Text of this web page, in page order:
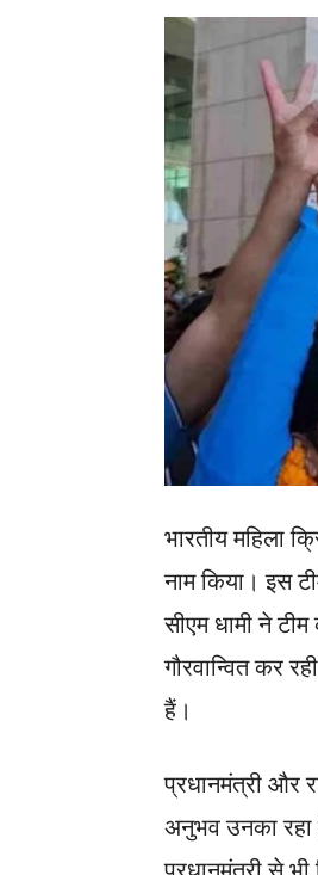
भारतीय महिला
नाम किया। इस
सीएम धामी ने
गौरवान्वित कर
हैं।
प्रधानमंत्री और
अनुभव उनका रहा